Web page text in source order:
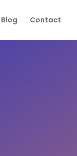
Blog Contact